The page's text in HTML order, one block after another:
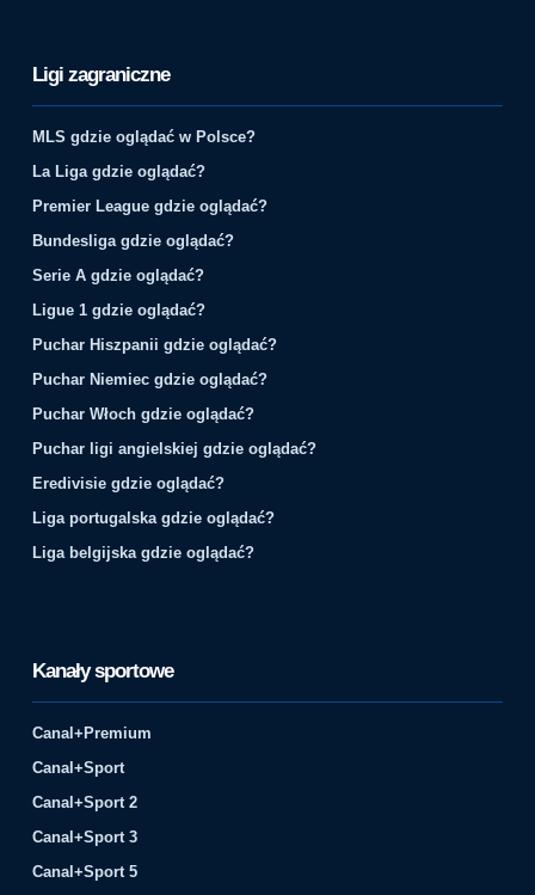
Ligi zagraniczne
MLS gdzie oglądać w Polsce?
La Liga gdzie oglądać?
Premier League gdzie oglądać?
Bundesliga gdzie oglądać?
Serie A gdzie oglądać?
Ligue 1 gdzie oglądać?
Puchar Hiszpanii gdzie oglądać?
Puchar Niemiec gdzie oglądać?
Puchar Włoch gdzie oglądać?
Puchar ligi angielskiej gdzie oglądać?
Eredivisie gdzie oglądać?
Liga portugalska gdzie oglądać?
Liga belgijska gdzie oglądać?
Kanały sportowe
Canal+Premium
Canal+Sport
Canal+Sport 2
Canal+Sport 3
Canal+Sport 5